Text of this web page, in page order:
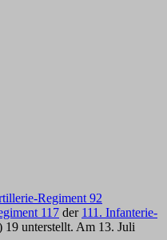
Regiment 92
117 der 111. Infanterie-
19 unterstellt. Am 13. Juli